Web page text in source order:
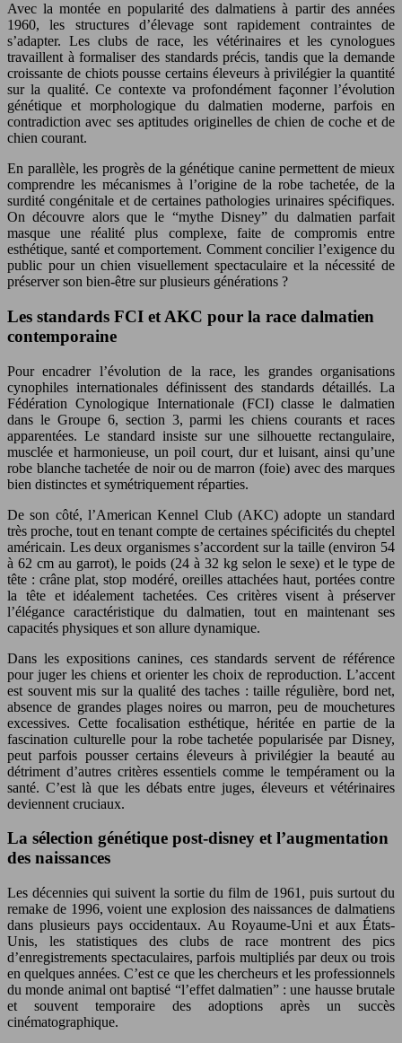
Avec la montée en popularité des dalmatiens à partir des années
1960, les structures d’élevage sont rapidement contraintes de
s’adapter. Les clubs de race, les vétérinaires et les cynologues
travaillent à formaliser des standards précis, tandis que la demande
croissante de chiots pousse certains éleveurs à privilégier la quantité
sur la qualité. Ce contexte va profondément façonner l’évolution
génétique et morphologique du dalmatien moderne, parfois en
contradiction avec ses aptitudes originelles de chien de coche et de
chien courant.
En parallèle, les progrès de la génétique canine permettent de mieux
comprendre les mécanismes à l’origine de la robe tachetée, de la
surdité congénitale et de certaines pathologies urinaires spécifiques.
On découvre alors que le “mythe Disney” du dalmatien parfait
masque une réalité plus complexe, faite de compromis entre
esthétique, santé et comportement. Comment concilier l’exigence du
public pour un chien visuellement spectaculaire et la nécessité de
préserver son bien-être sur plusieurs générations ?
Les standards FCI et AKC pour la race dalmatien
contemporaine
Pour encadrer l’évolution de la race, les grandes organisations
cynophiles internationales définissent des standards détaillés. La
Fédération Cynologique Internationale (FCI) classe le dalmatien
dans le Groupe 6, section 3, parmi les chiens courants et races
apparentées. Le standard insiste sur une silhouette rectangulaire,
musclée et harmonieuse, un poil court, dur et luisant, ainsi qu’une
robe blanche tachetée de noir ou de marron (foie) avec des marques
bien distinctes et symétriquement réparties.
De son côté, l’American Kennel Club (AKC) adopte un standard
très proche, tout en tenant compte de certaines spécificités du cheptel
américain. Les deux organismes s’accordent sur la taille (environ 54
à 62 cm au garrot), le poids (24 à 32 kg selon le sexe) et le type de
tête : crâne plat, stop modéré, oreilles attachées haut, portées contre
la tête et idéalement tachetées. Ces critères visent à préserver
l’élégance caractéristique du dalmatien, tout en maintenant ses
capacités physiques et son allure dynamique.
Dans les expositions canines, ces standards servent de référence
pour juger les chiens et orienter les choix de reproduction. L’accent
est souvent mis sur la qualité des taches : taille régulière, bord net,
absence de grandes plages noires ou marron, peu de mouchetures
excessives. Cette focalisation esthétique, héritée en partie de la
fascination culturelle pour la robe tachetée popularisée par Disney,
peut parfois pousser certains éleveurs à privilégier la beauté au
détriment d’autres critères essentiels comme le tempérament ou la
santé. C’est là que les débats entre juges, éleveurs et vétérinaires
deviennent cruciaux.
La sélection génétique post-disney et l’augmentation
des naissances
Les décennies qui suivent la sortie du film de 1961, puis surtout du
remake de 1996, voient une explosion des naissances de dalmatiens
dans plusieurs pays occidentaux. Au Royaume-Uni et aux États-
Unis, les statistiques des clubs de race montrent des pics
d’enregistrements spectaculaires, parfois multipliés par deux ou trois
en quelques années. C’est ce que les chercheurs et les professionnels
du monde animal ont baptisé “l’effet dalmatien” : une hausse brutale
et souvent temporaire des adoptions après un succès
cinématographique.